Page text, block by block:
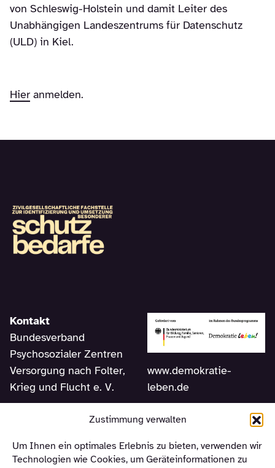
Zustimmung verwalten
Um Ihnen ein optimales Erlebnis zu bieten, verwenden wir
Technologien wie Cookies, um Geräteinformationen zu
von Schleswig-Holstein und damit Leiter des
Unabhängigen Landeszentrums für Datenschutz
(ULD) in Kiel.
Hier anmelden.
Kontakt
Bundesverband
Psychosozialer Zentren
Versorgung nach Folter,
Krieg und Flucht e. V.
Telefon +49 (0) 30 –
www.demokratie-
leben.de